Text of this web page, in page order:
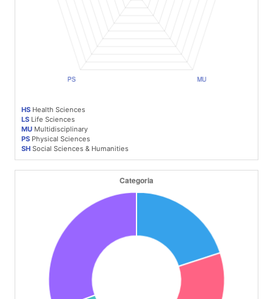
HS Health Sciences
LS Life Sciences
MU Multidisciplinary
PS Physical Sciences
SH Social Sciences & Humanities